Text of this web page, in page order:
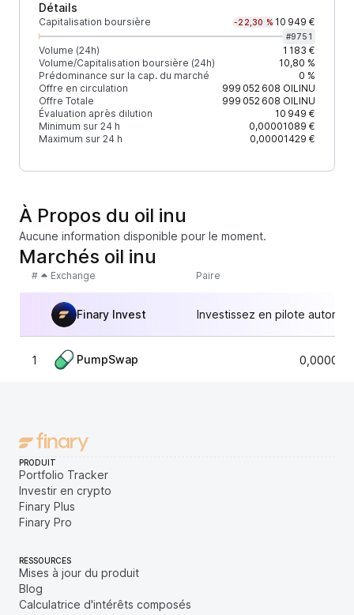
Détails
Capitalisation boursière -22,30 % 10 949 €
#9751
Volume (24h)
1 183 €
Volume/Capitalisation boursière (24h)
10,80 %
Prédominance sur la cap. du marché
0 %
Offre en circulation
999 052 608 OILINU
Offre Totale
999 052 608 OILINU
Évaluation après dilution
10 949 €
Minimum sur 24 h
0,00001089 €
Maximum sur 24 h
0,00001429 €
À Propos du oil inu
Aucune information disponible pour le moment.
Marchés oil inu
# Exchange Paire
Finary Invest Investissez en pilote
1 PumpSwap
PRODUIT
Portfolio Tracker
Investir en crypto
Finary Plus
Finary Pro
RESSOURCES
Mises à jour du produit
Blog
Calculatrice d'intérêts composés